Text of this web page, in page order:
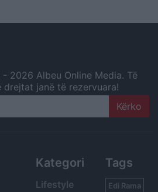
- 2026 Albeu Online Media. Të
drejtat janë të rezervuara!
Kategori
Lifestyle
Tags
Edi Rama